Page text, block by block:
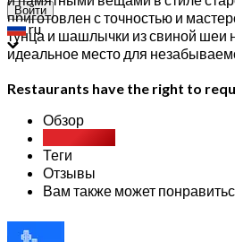
Войти
ru
приготовлен с точностью и
тунца и шашлычки из свиной шеи
идеальное место для
Restaurants have the right to
Обзор
Теги
Отзывы
Вам также может